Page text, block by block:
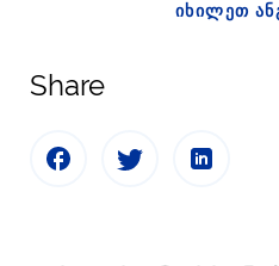
ᲘᲮᲘᲚᲔᲗ
Share